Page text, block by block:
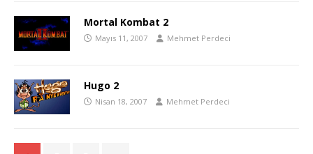
Mortal Kombat 2
Mayıs 11, 2007 Mehmet Perdeci
Hugo 2
Nisan 18, 2007 Mehmet Perdeci